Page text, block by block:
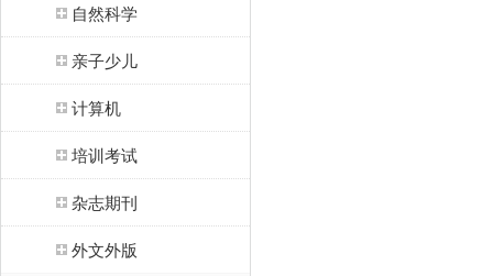
自然科学
亲子少儿
计算机
培训考试
杂志期刊
外文外版